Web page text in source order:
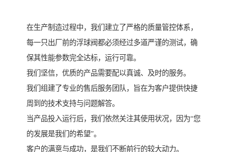
在生产制造过程中，我们建立了严格的质量管控体系，
每一只出厂前的浮球阀都必须经过多道严谨的测试，确
保其性能参数完全达标，运行可靠。
我们坚信，优质的产品需要配以真诚、及时的服务。
我们组建了专业的售后服务团队，旨在为客户提供快捷
周到的技术支持与问题解答。
当产品投入运行后，我们依然关注其使用状况，因为“您
的发展是我们的希望”。
客户的满意与成功，是我们不断前行的较大动力。